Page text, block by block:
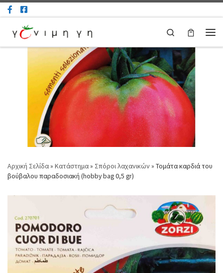
Μετάβαση στο περιεχόμενο
Search
Αρχική Σελίδα» Κατάστημα» Σπόροι λαχανικών» Τομάτα καρδιά του
βούβαλου παραδοσιακή (hobby bag 0,5 gr)